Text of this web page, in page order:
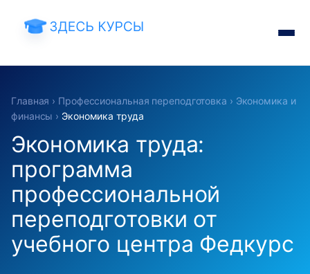
Главная › Профессиональная переподготовка › Экономика и
финансы › Экономика труда
Экономика труда:
программа
профессиональной
переподготовки от
учебного центра Федкурс